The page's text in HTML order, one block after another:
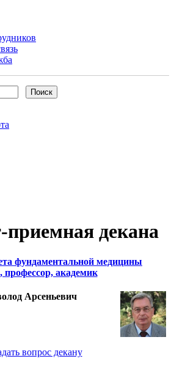
приемная декана
фундаментальной медицины
профессор, академик
Арсеньевич
вопрос декану